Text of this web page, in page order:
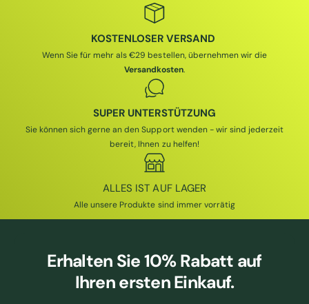
KOSTENLOSER VERSAND
Wenn Sie für mehr als €29 bestellen, übernehmen wir die
Versandkosten.
SUPER UNTERSTÜTZUNG
Sie können sich gerne an den Support wenden - wir sind jederzeit
bereit, Ihnen zu helfen!
ALLES IST AUF LAGER
Alle unsere Produkte sind immer vorrätig
Erhalten Sie10% Rabatt auf
Ihren ersten Einkauf.